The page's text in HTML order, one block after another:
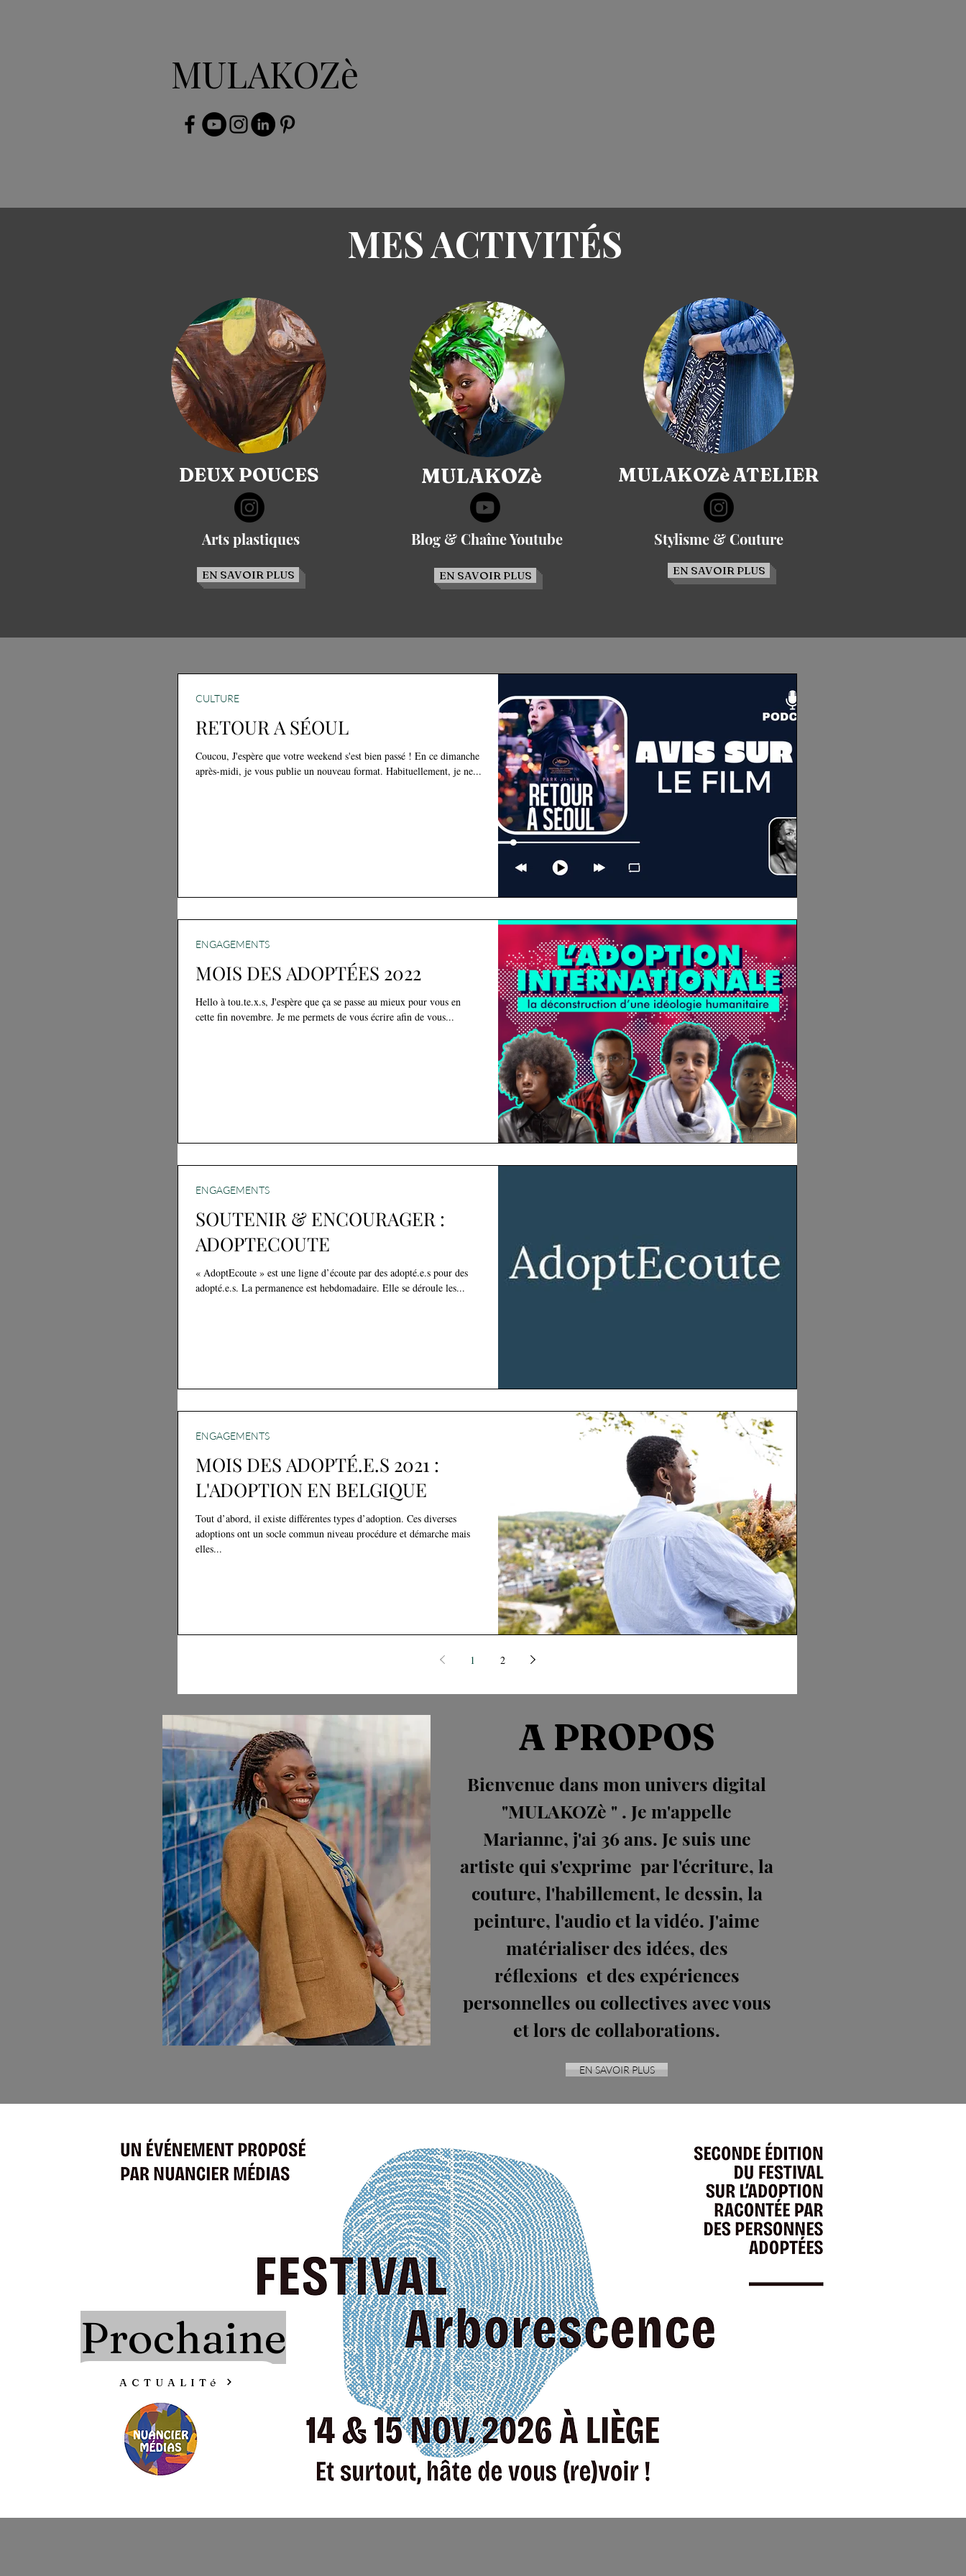
MULAKOZè
MES ACTIVITÉS
DEUX POUCES
Arts plastiques
EN SAVOIR PLUS
MULAKOZè
Blog & Chaîne Youtube
EN SAVOIR PLUS
MULAKOZè ATELIER
Stylisme & Couture
EN SAVOIR PLUS
RETOUR A SÉOUL
Coucou, J'espère que votre weekend s'est bien passé ! En ce dimanche
après-midi, je vous publie un nouveau format. Habituellement, je ne...
CULTURE
MOIS DES ADOPTÉES 2022
Hello à tou.te.x.s, J'espère que ça se passe au mieux pour vous en
cette fin novembre. Je me permets de vous écrire afin de vous...
ENGAGEMENTS
SOUTENIR & ENCOURAGER :
ADOPTECOUTE
« AdoptEcoute » est une ligne d’écoute par des adopté.e.s pour des
adopté.e.s. La permanence est hebdomadaire. Elle se déroule les...
ENGAGEMENTS
MOIS DES ADOPTÉ.E.S 2021 :
L'ADOPTION EN BELGIQUE
Tout d’abord, il existe différentes types d’adoption. Ces diverses
adoptions ont un socle commun niveau procédure et démarche mais
elles...
ENGAGEMENTS
1 2
A PROPOS
Bienvenue dans mon univers digital
"MULAKOZè " . Je m'appelle
Marianne, j'ai 36 ans. Je suis une
artiste qui s'exprime par l'écriture, la
couture, l'habillement, le dessin, la
peinture, l'audio et la vidéo. J'aime
matérialiser des idées, des
réflexions et des expériences
personnelles ou collectives avec vous
et lors de collaborations.
EN SAVOIR PLUS
Prochaine
ACTUALITé